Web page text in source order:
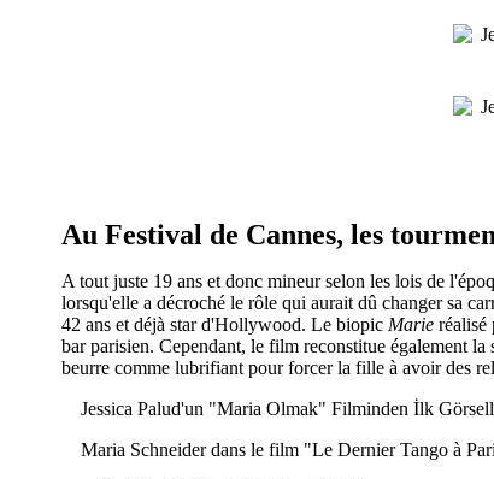
Au Festival de Cannes, les
A tout juste 19 ans et donc mineur selon les lois de
lorsqu'elle a décroché le rôle qui aurait dû changer sa
42 ans et déjà star d'Hollywood. Le biopic Marie réalisé
bar parisien. Cependant, le film reconstitue également
beurre comme lubrifiant pour forcer la fille à avoir des
Jessica Palud'un "Maria Olmak" Filminden İlk
Maria Schneider dans le film "Le Dernier Tango à